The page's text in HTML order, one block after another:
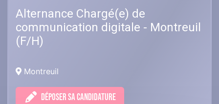
Alternance Chargé(e) de
communication digitale - Montreuil
(F/H)
Montreuil
DÉPOSER SA CANDIDATURE